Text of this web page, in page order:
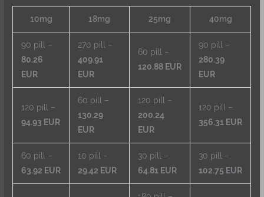
10mg 18mg 25mg 40mg
90 pill –
80.26
EUR
270 pill –
409.91
EUR
60 pill –
120.88 EUR
90 pill –
280.39
EUR
120 pill –
94.93 EUR
60 pill –
130.29
EUR
120 pill –
200.24
EUR
120 pill –
356.31 EUR
60 pill –
63.92 EUR
10 pill –
29.42 EUR
30 pill –
64.81 EUR
30 pill –
102.75 EUR